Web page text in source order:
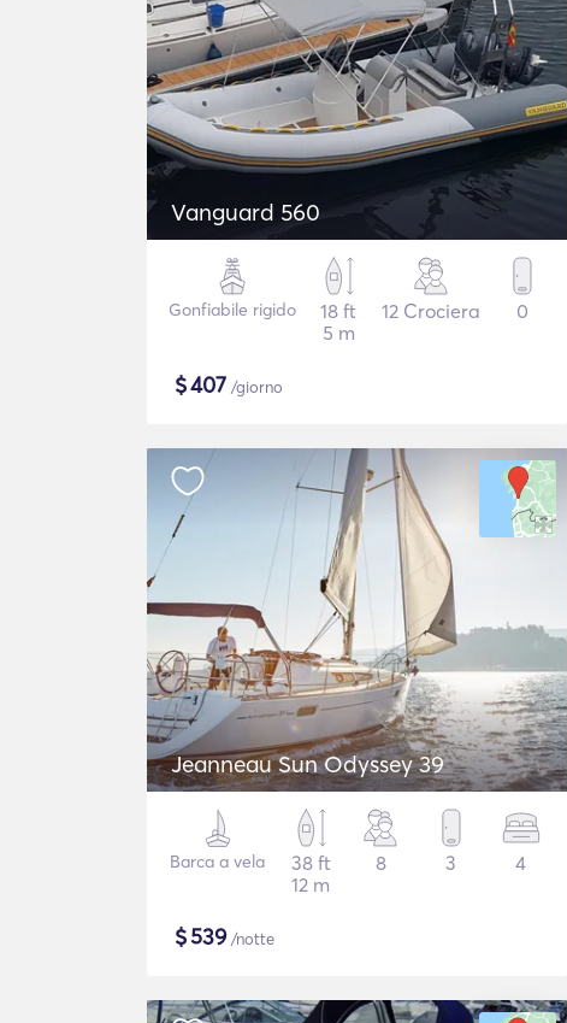
Vanguard 560
Gonfiabile rigido
18 ft
5 m
12 Crociera 0
$407 /giorno
Jeanneau Sun Odyssey 39
Barca a vela
38 ft
12 m
8 3 4
$539/notte